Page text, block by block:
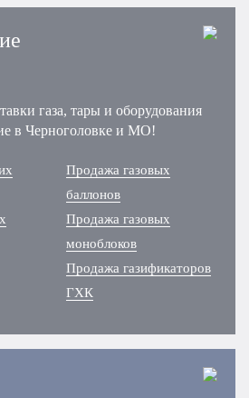
газа, тары и оборудования
в Черноголовке и МО!
Продажа газовых
баллонов
Продажа газовых
моноблоков
Продажа газификаторов
ГХК